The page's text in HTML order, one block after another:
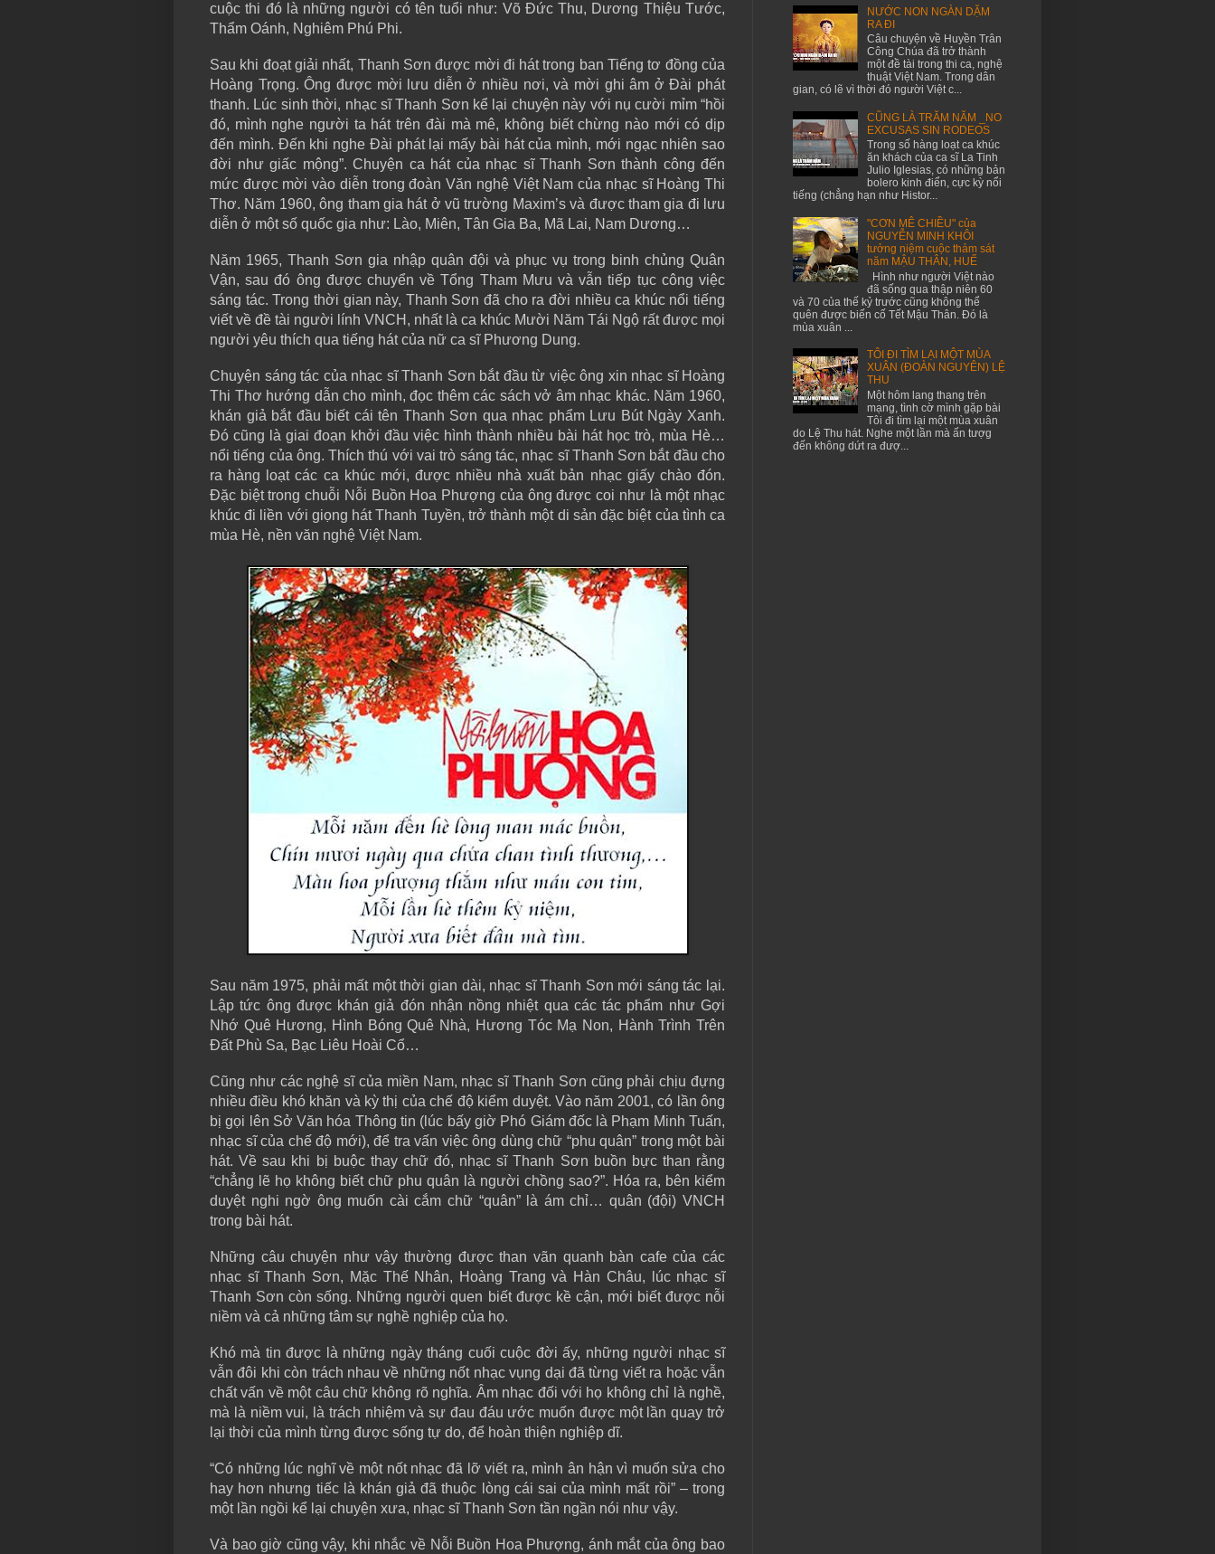
cuộc thi đó là những người có tên tuổi như: Võ Đức Thu, Dương Thiệu Tước,
Thẩm Oánh, Nghiêm Phú Phi.
Sau khi đoạt giải nhất, Thanh Sơn được mời đi hát trong ban Tiếng tơ đồng của
Hoàng Trọng. Ông được mời lưu diễn ở nhiều nơi, và mời ghi âm ở Đài phát
thanh. Lúc sinh thời, nhạc sĩ Thanh Sơn kể lại chuyện này với nụ cười mỉm “hồi
đó, mình nghe người ta hát trên đài mà mê, không biết chừng nào mới có dịp
đến mình. Đến khi nghe Đài phát lại mấy bài hát của mình, mới ngạc nhiên sao
đời như giấc mộng”. Chuyện ca hát của nhạc sĩ Thanh Sơn thành công đến
mức được mời vào diễn trong đoàn Văn nghệ Việt Nam của nhạc sĩ Hoàng Thi
Thơ. Năm 1960, ông tham gia hát ở vũ trường Maxim’s và được tham gia đi lưu
diễn ở một số quốc gia như: Lào, Miên, Tân Gia Ba, Mã Lai, Nam Dương…
Năm 1965, Thanh Sơn gia nhập quân đội và phục vụ trong binh chủng Quân
Vận, sau đó ông được chuyển về Tổng Tham Mưu và vẫn tiếp tục công việc
sáng tác. Trong thời gian này, Thanh Sơn đã cho ra đời nhiều ca khúc nổi tiếng
viết về đề tài người lính VNCH, nhất là ca khúc Mười Năm Tái Ngộ rất được mọi
người yêu thích qua tiếng hát của nữ ca sĩ Phương Dung.
Chuyện sáng tác của nhạc sĩ Thanh Sơn bắt đầu từ việc ông xin nhạc sĩ Hoàng
Thi Thơ hướng dẫn cho mình, đọc thêm các sách vở âm nhạc khác. Năm 1960,
khán giả bắt đầu biết cái tên Thanh Sơn qua nhạc phẩm Lưu Bút Ngày Xanh.
Đó cũng là giai đoạn khởi đầu việc hình thành nhiều bài hát học trò, mùa Hè…
nổi tiếng của ông. Thích thú với vai trò sáng tác, nhạc sĩ Thanh Sơn bắt đầu cho
ra hàng loạt các ca khúc mới, được nhiều nhà xuất bản nhạc giấy chào đón.
Đặc biệt trong chuỗi Nỗi Buồn Hoa Phượng của ông được coi như là một nhạc
khúc đi liền với giọng hát Thanh Tuyền, trở thành một di sản đặc biệt của tình ca
mùa Hè, nền văn nghệ Việt Nam.
Sau năm 1975, phải mất một thời gian dài, nhạc sĩ Thanh Sơn mới sáng tác lại.
Lập tức ông được khán giả đón nhận nồng nhiệt qua các tác phẩm như Gợi
Nhớ Quê Hương, Hình Bóng Quê Nhà, Hương Tóc Mạ Non, Hành Trình Trên
Đất Phù Sa, Bạc Liêu Hoài Cổ…
Cũng như các nghệ sĩ của miền Nam, nhạc sĩ Thanh Sơn cũng phải chịu đựng
nhiều điều khó khăn và kỳ thị của chế độ kiểm duyệt. Vào năm 2001, có lần ông
bị gọi lên Sở Văn hóa Thông tin (lúc bấy giờ Phó Giám đốc là Phạm Minh Tuấn,
nhạc sĩ của chế độ mới), để tra vấn việc ông dùng chữ “phu quân” trong một bài
hát. Về sau khi bị buộc thay chữ đó, nhạc sĩ Thanh Sơn buồn bực than rằng
“chẳng lẽ họ không biết chữ phu quân là người chồng sao?”. Hóa ra, bên kiểm
duyệt nghi ngờ ông muốn cài cắm chữ “quân” là ám chỉ… quân (đội) VNCH
trong bài hát.
Những câu chuyện như vậy thường được than vãn quanh bàn cafe của các
nhạc sĩ Thanh Sơn, Mặc Thế Nhân, Hoàng Trang và Hàn Châu, lúc nhạc sĩ
Thanh Sơn còn sống. Những người quen biết được kề cận, mới biết được nỗi
niềm và cả những tâm sự nghề nghiệp của họ.
Khó mà tin được là những ngày tháng cuối cuộc đời ấy, những người nhạc sĩ
vẫn đôi khi còn trách nhau về những nốt nhạc vụng dại đã từng viết ra hoặc vẫn
chất vấn về một câu chữ không rõ nghĩa. Âm nhạc đối với họ không chỉ là nghề,
mà là niềm vui, là trách nhiệm và sự đau đáu ước muốn được một lần quay trở
lại thời của mình từng được sống tự do, để hoàn thiện nghiệp dĩ.
“Có những lúc nghĩ về một nốt nhạc đã lỡ viết ra, mình ân hận vì muốn sửa cho
hay hơn nhưng tiếc là khán giả đã thuộc lòng cái sai của mình mất rồi” – trong
một lần ngồi kể lại chuyện xưa, nhạc sĩ Thanh Sơn tần ngần nói như vậy.
Và bao giờ cũng vậy, khi nhắc về Nỗi Buồn Hoa Phượng, ánh mắt của ông bao
NƯỚC NON NGÀN DẶM
RA ĐI
Câu chuyện về Huyền Trân
Công Chúa đã trở thành
một đề tài trong thi ca, nghệ
thuật Việt Nam. Trong dân
gian, có lẽ vì thời đó người Việt c...
CŨNG LÀ TRĂM NĂM _NO
EXCUSAS SIN RODEOS
Trong số hàng loạt ca khúc
ăn khách của ca sĩ La Tinh
Julio Iglesias, có những bản
bolero kinh điển, cực kỳ nổi
tiếng (chẳng hạn như Histor...
"CƠN MÊ CHIỀU" của
NGUYỄN MINH KHÔI
tưởng niệm cuộc thảm sát
năm MẬU THÂN, HUẾ
Hình như người Việt nào
đã sống qua thập niên 60
và 70 của thế kỷ trước cũng không thể
quên được biến cố Tết Mậu Thân. Đó là
mùa xuân ...
TÔI ĐI TÌM LẠI MỘT MÙA
XUÂN (ĐOÀN NGUYÊN) LỆ
THU
Một hôm lang thang trên
mạng, tình cờ mình gặp bài
Tôi đi tìm lại một mùa xuân
do Lệ Thu hát. Nghe một lần mà ấn tượg
đến không dứt ra đượ...